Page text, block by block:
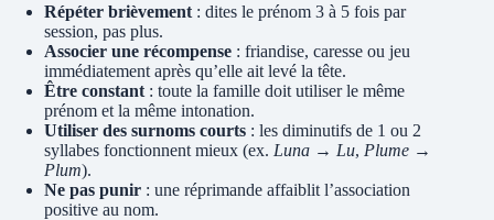
Répéter brièvement : dites le prénom 3 à 5 fois par
session, pas plus.
Associer une récompense : friandise, caresse ou jeu
immédiatement après qu’elle ait levé la tête.
Être constant : toute la famille doit utiliser le même
prénom et la même intonation.
Utiliser des surnoms courts : les diminutifs de 1 ou 2
syllabes fonctionnent mieux (ex. Luna → Lu, Plume →
Plum).
Ne pas punir : une réprimande affaiblit l’association
positive au nom.